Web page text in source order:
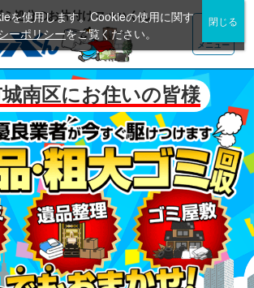
処分のお片付けマッハくん
メニュー
南区にお住いの皆様
を使用します。Cookieの使用に関す
ーポリシーをご覧ください。